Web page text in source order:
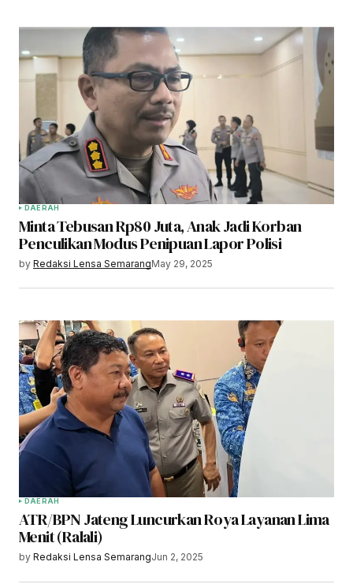
DAERAH
Minta Tebusan Rp80 Juta, Anak Jadi Korban
Penculikan Modus Penipuan Lapor Polisi
by Redaksi Lensa SemarangMay 29, 2025
DAERAH
ATR/BPN Jateng Luncurkan Roya Layanan Lima
Menit (Ralali)
by Redaksi Lensa SemarangJun 2, 2025